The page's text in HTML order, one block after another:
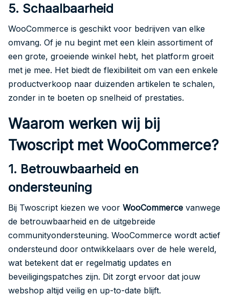
5. Schaalbaarheid
WooCommerce is geschikt voor bedrijven van elke
omvang. Of je nu begint met een klein assortiment of
een grote, groeiende winkel hebt, het platform groeit
met je mee. Het biedt de flexibiliteit om van een enkele
productverkoop naar duizenden artikelen te schalen,
zonder in te boeten op snelheid of prestaties.
Waarom werken wij bij
Twoscript met WooCommerce?
1. Betrouwbaarheid en
ondersteuning
Bij Twoscript kiezen we voor WooCommerce vanwege
de betrouwbaarheid en de uitgebreide
communityondersteuning. WooCommerce wordt actief
ondersteund door ontwikkelaars over de hele wereld,
wat betekent dat er regelmatig updates en
beveiligingspatches zijn. Dit zorgt ervoor dat jouw
webshop altijd veilig en up-to-date blijft.